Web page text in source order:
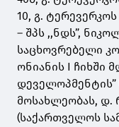
10, გ. ტერევერკოს
– შპს ,,ნდს”,
საცხოვრებელი
ონიანის I ჩიხში
მოსახლეობას, დ.
(საქართველოს